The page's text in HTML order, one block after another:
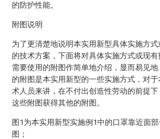
的防护性能。
附图说明
为了更清楚地说明本实用新型具体实施方
的技术方案，下面将对具体实施方式或现
需要使用的附图作简单地介绍，显而易见
的附图是本实用新型的一些实施方式，对
术人员来讲，在不付出创造性劳动的前提
这些附图获得其他的附图。
图1为本实用新型实施例1中的口罩靠近面
图；